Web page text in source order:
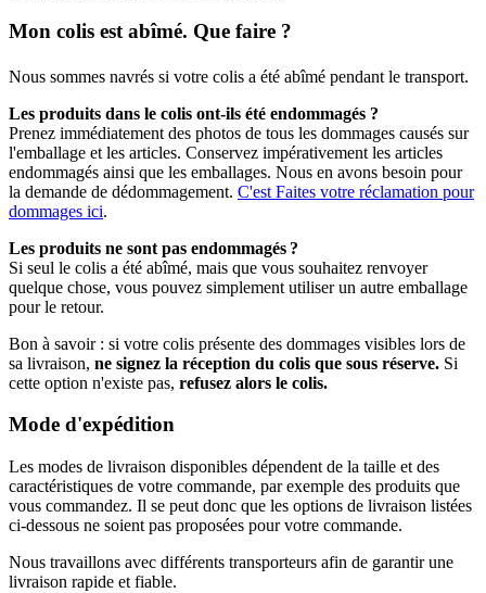
Mon colis est abîmé. Que faire ?
Nous sommes navrés si votre colis a été abîmé pendant le transport.
Les produits dans le colis ont-ils été endommagés ?
Prenez immédiatement des photos de tous les dommages causés sur
l'emballage et les articles. Conservez impérativement les articles
endommagés ainsi que les emballages. Nous en avons besoin pour
la demande de dédommagement. C'est Faites votre réclamation pour
dommages ici.
Les produits ne sont pas endommagés ?
Si seul le colis a été abîmé, mais que vous souhaitez renvoyer
quelque chose, vous pouvez simplement utiliser un autre emballage
pour le retour.
Bon à savoir : si votre colis présente des dommages visibles lors de
sa livraison, ne signez la réception du colis que sous réserve. Si
cette option n'existe pas, refusez alors le colis.
Mode d'expédition
Les modes de livraison disponibles dépendent de la taille et des
caractéristiques de votre commande, par exemple des produits que
vous commandez. Il se peut donc que les options de livraison listées
ci-dessous ne soient pas proposées pour votre commande.
Nous travaillons avec différents transporteurs afin de garantir une
livraison rapide et fiable.